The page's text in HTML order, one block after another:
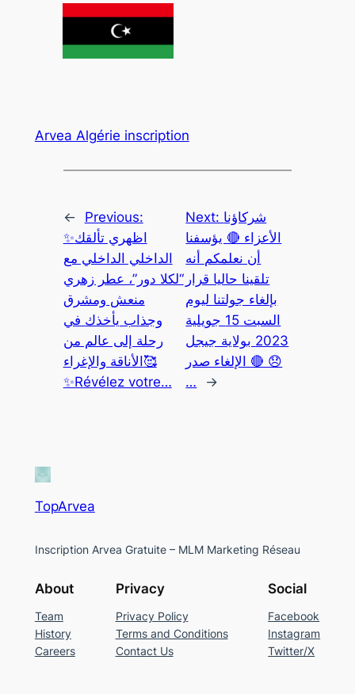
Arvea Algérie inscription
←
Previous:
✨اظهري تألقك
الداخلي الداخلي مع
“لكلا دور”، عطر زهري
منعش ومشرق
وجذاب يأخذك في
رحلة إلى عالم من
الأناقة والإغراء🥰
✨Révélez votre…
Next: شركاؤنا
الأعزاء 🔴 يؤسفنا
أن نعلمكم أنه
تلقينا حاليا قرار
بإلغاء جولتنا ليوم
السبت 15 جويلية
2023 بولاية جيجل
😞 🔴 الإلغاء صدر
…
→
TopArvea
Inscription Arvea Gratuite – MLM Marketing Réseau
About
Team
History
Careers
Privacy
Privacy Policy
Terms and Conditions
Contact Us
Social
Facebook
Instagram
Twitter/X